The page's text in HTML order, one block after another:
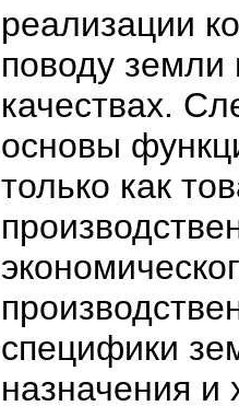
реализации
поводу земли
качествах.
основы
только как
специфики
назначения и